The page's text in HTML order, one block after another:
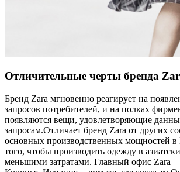
Отличительные черты бренда
Бренд Zara мгновенно реагирует на
запросов потребителей, и на полках
появляются вещи, удовлетворяющие
запросам.Отличает бренд Zara от других
основных производственных мощностей
того, чтобы производить одежду в
меньшими затратами. Главный офис Zara